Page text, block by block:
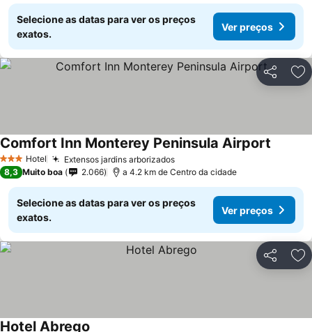
Selecione as datas para ver os preços
exatos.
Ver preços
Partilhar
3 EstrelasHotel Extensos jardins arborizados
Comfort Inn Monterey Peninsula Airport
8,3 Muito boa 2.066 a 4.2 km de Centro da cidade
Selecione as datas para ver os preços
exatos.
Ver preços
Partilhar
Hotel Abrego